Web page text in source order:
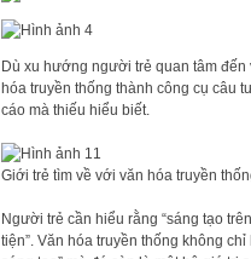
Dù xu hướng người trẻ quan tâm
hóa truyền thống thành công cụ câu
cáo mà thiếu hiểu biết.
Giới trẻ tìm về với văn hóa truyền
Người trẻ cần hiểu rằng “sáng tạo
tiện”. Văn hóa truyền thống không